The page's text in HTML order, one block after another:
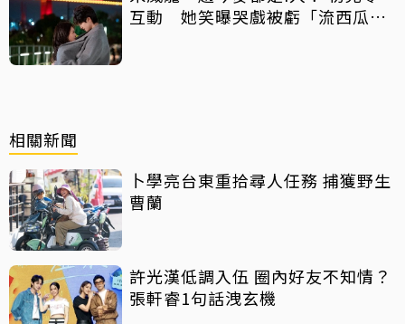
互動 她笑曝哭戲被虧「流西瓜
相關新聞
卜學亮台東重拾尋人任務 捕獲野生
曹蘭
許光漢低調入伍 圈內好友不知情？
張軒睿1句話洩玄機